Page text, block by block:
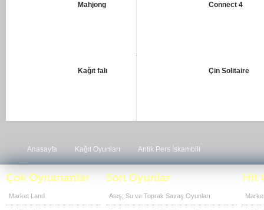
Mahjong Connect 4
Kağıt falı Çin Solitaire
Anasayfa Kağıt Oyunları Antik Pers İskambili
Market Land Ateş, Su ve Toprak Savaş Oyunları